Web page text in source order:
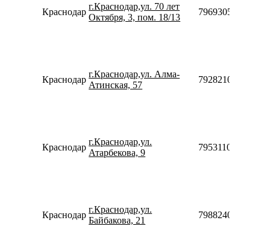
Краснодар
г.Краснодар,ул. 70 лет
Октября, 3, пом. 18/13
79693052865
Краснодар
г.Краснодар,ул. Алма-
Атинская, 57
79282108680
Краснодар
г.Краснодар,ул.
Атарбекова, 9
79531108006
Краснодар
г.Краснодар,ул.
Байбакова, 21
79882400245